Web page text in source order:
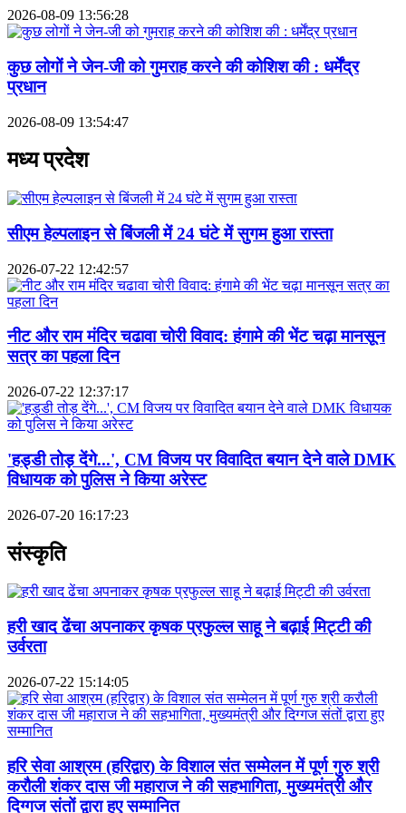
2026-08-09 13:56:28
कुछ लोगों ने जेन-जी को गुमराह करने की कोशिश की : धर्मेंद्र
प्रधान
2026-08-09 13:54:47
मध्य प्रदेश
सीएम हेल्पलाइन से बिंजली में 24 घंटे में सुगम हुआ रास्ता
2026-07-22 12:42:57
नीट और राम मंदिर चढावा चोरी विवाद: हंगामे की भेंट चढ़ा मानसून
सत्र का पहला दिन
2026-07-22 12:37:17
'हड्डी तोड़ देंगे...', CM विजय पर विवादित बयान देने वाले DMK
विधायक को पुलिस ने किया अरेस्ट
2026-07-20 16:17:23
संस्कृति
हरी खाद ढेंचा अपनाकर कृषक प्रफुल्ल साहू ने बढ़ाई मिट्टी की
उर्वरता
2026-07-22 15:14:05
हरि सेवा आश्रम (हरिद्वार) के विशाल संत सम्मेलन में पूर्ण गुरु श्री
करौली शंकर दास जी महाराज ने की सहभागिता, मुख्यमंत्री और
दिग्गज संतों द्वारा हुए सम्मानित